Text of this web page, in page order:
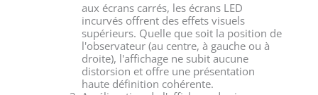
aux écrans carrés, les écrans LED
incurvés offrent des effets visuels
supérieurs. Quelle que soit la position de
l'observateur (au centre, à gauche ou à
droite), l'affichage ne subit aucune
distorsion et offre une présentation
haute définition cohérente.